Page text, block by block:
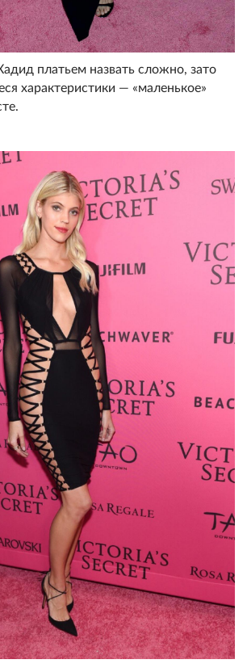
платьем назвать сложно, зато
характеристики — «маленькое»